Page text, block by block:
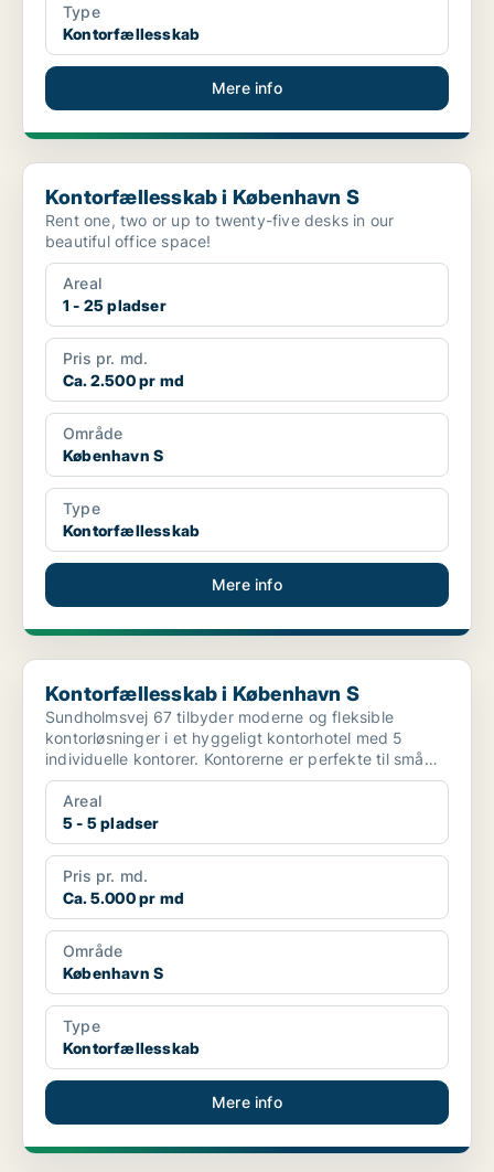
Type
Kontorfællesskab
Mere info
Kontorfællesskab i København S
Kontorfællesskab i København S
Rent one, two or up to twenty-five desks in our
beautiful office space!
Areal
1 - 25 pladser
Pris pr. md.
Ca. 2.500 pr md
Område
København S
Type
Kontorfællesskab
Mere info
Kontorfællesskab i København S
Kontorfællesskab i København S
Sundholmsvej 67 tilbyder moderne og fleksible
kontorløsninger i et hyggeligt kontorhotel med 5
individuelle kontorer. Kontorerne er perfekte til små
virksomh...
Areal
5 - 5 pladser
Pris pr. md.
Ca. 5.000 pr md
Område
København S
Type
Kontorfællesskab
Mere info